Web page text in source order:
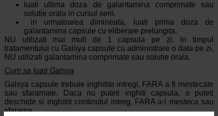
luati ultima doza de galantamina comprimate sau
solutie orala in cursul serii.
in urmatoarea dimineata, luati prima doza de
galantamina capsule cu eliberare prelungita.
NU utilizati mai mult de 1 capsula pe zi. In timpul
tratamentului cu Galsya capsule cu administrare o data pe zi,
NU utilizati galantamina comprimate sau solutie orala.
Cum sa luati Galsya
Galsya capsule trebuie inghitite intregi, FARA a fi mestecate
sau sfaramate. Daca nu puteti inghiti capsula, o puteti
deschide si inghititi continutul intreg, FARA a-l mesteca sau
sfarama.